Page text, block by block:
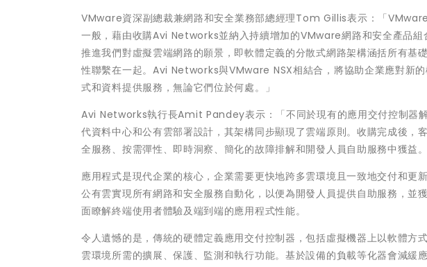
VMware資深副總裁兼網路和安全業務部總經理Tom Gillis表示：「
一般，藉由收購Avi Networks並納入持續增加的VMware網路和安全產品組
推進我們對虛擬雲端網路的願景，即軟體定義的分散式網路架構涵括所有基
性聯繫在一起。Avi Networks與VMware NSX相結合，將協助企業應對新
式和資料提供服務，無論它們位於何處。」
Avi Networks執行長Amit Pandey表示：「不同於現有的應用交付控制器
代資料中心和公有雲部署設計，其架構同步顯現了雲端原則。收購完成後
全服務、按需彈性、即時洞察、簡化的故障排解和開發人員自助服務中獲益。
應用程式是現代企業的核心，企業需要更快地跨多雲環境且一致地交付和更
公有雲實現所有網路和安全服務自動化，以便為開發人員提供自助服務，並
面瞭解終端使用者體驗及端到端的應用程式性能。
令人遺憾的是，傳統的硬體定義應用交付控制器，包括虛擬機器上以軟體方
雲環境所需的擴展、保護、監測和執行功能。基於設備的負載等化器會減緩